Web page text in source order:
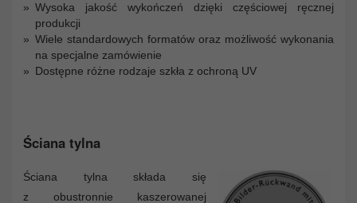
Wysoka jakość wykończeń dzięki częściowej ręcznej
produkcji
Wiele standardowych formatów oraz możliwość wykonania
na specjalne zamówienie
Dostępne różne rodzaje szkła z ochroną UV
Ściana tylna
Ściana tylna składa się
z obustronnie kaszerowanej